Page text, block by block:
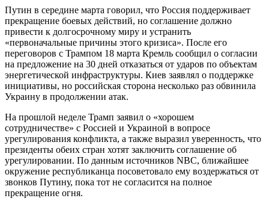
Путин в середине марта говорил, что Россия поддерживает
прекращение боевых действий, но соглашение должно
привести к долгосрочному миру и устранить
«первоначальные причины этого кризиса». После его
переговоров с Трампом 18 марта Кремль сообщил о согласии
на предложение на 30 дней отказаться от ударов по объектам
энергетической инфраструктуры. Киев заявлял о поддержке
инициативы, но российская сторона несколько раз обвинила
Украину в продолжении атак.
На прошлой неделе Трамп заявил о «хорошем
сотрудничестве» с Россией и Украиной в вопросе
урегулирования конфликта, а также выразил уверенность, что
президенты обеих стран хотят заключить соглашение об
урегулировании. По данным источников NBC, ближайшее
окружение республиканца посоветовало ему воздержаться от
звонков Путину, пока тот не согласится на полное
прекращение огня.